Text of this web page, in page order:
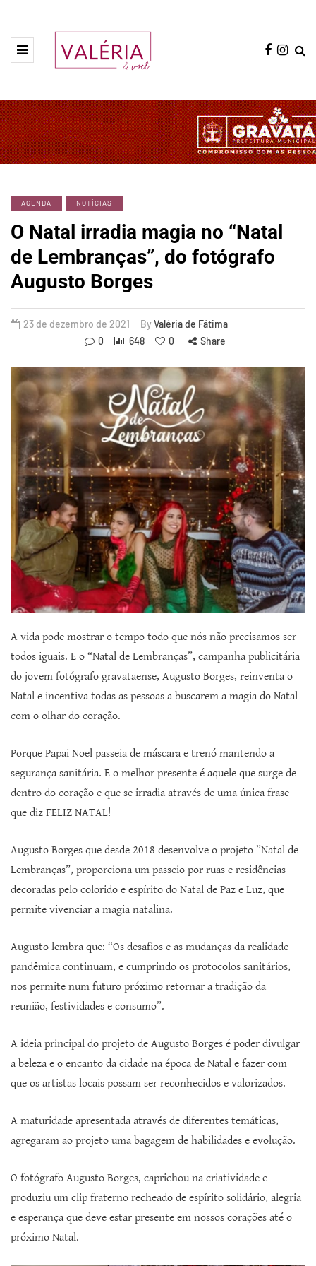
AGENDA NOTÍCIAS
O Natal irradia magia no “Natal
de Lembranças”, do fotógrafo
Augusto Borges
23 de dezembro de 2021 By Valéria de Fátima
0
648 0 Share
A vida pode mostrar o tempo todo que nós não precisamos ser
todos iguais. E o “Natal de Lembranças”, campanha publicitária
do jovem fotógrafo gravataense, Augusto Borges, reinventa o
Natal e incentiva todas as pessoas a buscarem a magia do Natal
com o olhar do coração.
Porque Papai Noel passeia de máscara e trenó mantendo a
segurança sanitária. E o melhor presente é aquele que surge de
dentro do coração e que se irradia através de uma única frase
que diz FELIZ NATAL!
Augusto Borges que desde 2018 desenvolve o projeto ”Natal de
Lembranças”, proporciona um passeio por ruas e residências
decoradas pelo colorido e espírito do Natal de Paz e Luz, que
permite vivenciar a magia natalina.
Augusto lembra que: “Os desafios e as mudanças da realidade
pandêmica continuam, e cumprindo os protocolos sanitários,
nos permite num futuro próximo retornar a tradição da
reunião, festividades e consumo”.
A ideia principal do projeto de Augusto Borges é poder divulgar
a beleza e o encanto da cidade na época de Natal e fazer com
que os artistas locais possam ser reconhecidos e valorizados.
A maturidade apresentada através de diferentes temáticas,
agregaram ao projeto uma bagagem de habilidades e evolução.
O fotógrafo Augusto Borges, caprichou na criatividade e
produziu um clip fraterno recheado de espírito solidário, alegria
e esperança que deve estar presente em nossos corações até o
próximo Natal.